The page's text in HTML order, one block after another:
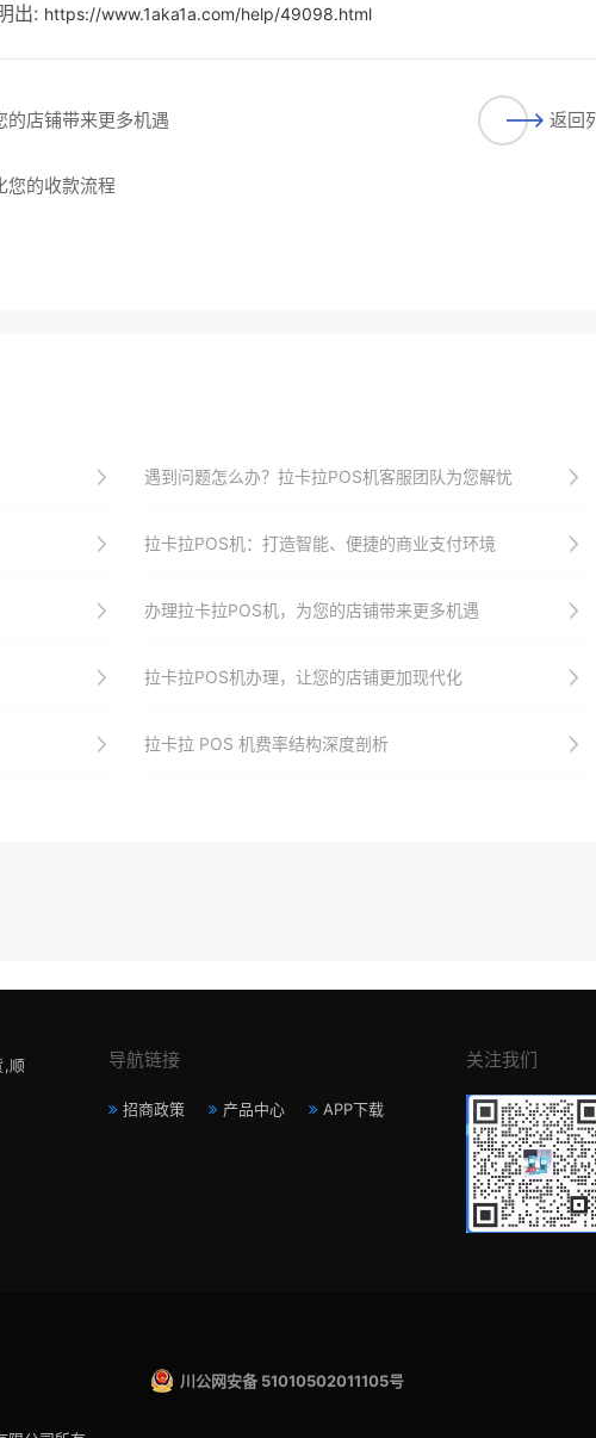
出: https://www.1aka1a.com/help/49098.html
的店铺带来更多机遇
您的收款流程
返回
遇到问题怎么办？拉卡拉POS机客服团队为您解忧
拉卡拉POS机：打造智能、便捷的商业支付环境
办理拉卡拉POS机，为您的店铺带来更多机遇
拉卡拉POS机办理，让您的店铺更加现代化
拉卡拉 POS 机费率结构深度剖析
,顺
导航链接
招商政策 产品中心 APP下载
关注我们
川公网安备 51010502011105号